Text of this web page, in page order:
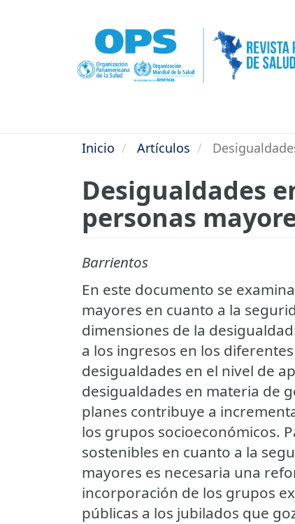
Inicio
Artículos
Desigualdades
personas
Barrientos
En este documento se
mayores en cuanto a la
dimensiones de la
a los ingresos en los
desigualdades en el nivel de
desigualdades en materia de
planes contribuye a
los grupos socioeconómicos.
sostenibles en cuanto a la
mayores es necesaria una
incorporación de los grupos
públicas a los jubilados que